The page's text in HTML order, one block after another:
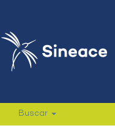
Buscar